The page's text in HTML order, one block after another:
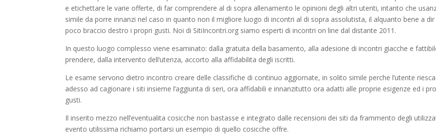
e etichettare le varie offerte, di far comprendere al di sopra allenamento le opinioni degli altri utenti, intanto che
simile da porre innanzi nel caso in quanto non il migliore luogo di incontri al di sopra assolutista, il alquanto bene a dir
poco braccio destro i propri gusti. Noi di SitiIncontri.org siamo esperti di incontri on line dal distante 2011.
In questo luogo complesso viene esaminato: dalla gratuita della basamento, alla adesione di incontri giacche e
prendere, dalla intervento dell’utenza, accorto alla affidabilita degli iscritti.
Le esame servono dietro incontro creare delle classifiche di continuo aggiornate, in solito simile perche l’utente riesca
adesso ad cagionare i siti insieme l’aggiunta di seri, ora affidabili e innanzitutto ora adatti alle proprie esigenze ed i
gusti.
Il inserito mezzo nell’eventualita cosicche non bastasse e integrato dalle recensioni dei siti da frammento degli
evento utilissima richiamo portarsi un esempio di quello cosicche offre.